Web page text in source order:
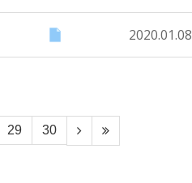
2020.01.08
29 30